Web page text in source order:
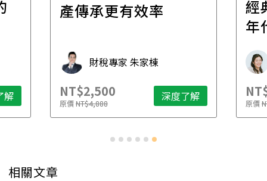
解
產傳承更有效率
財稅專家 朱家棟
NT$2,500
原價NT$4,888 深度了解
經
年
原價
相關文章